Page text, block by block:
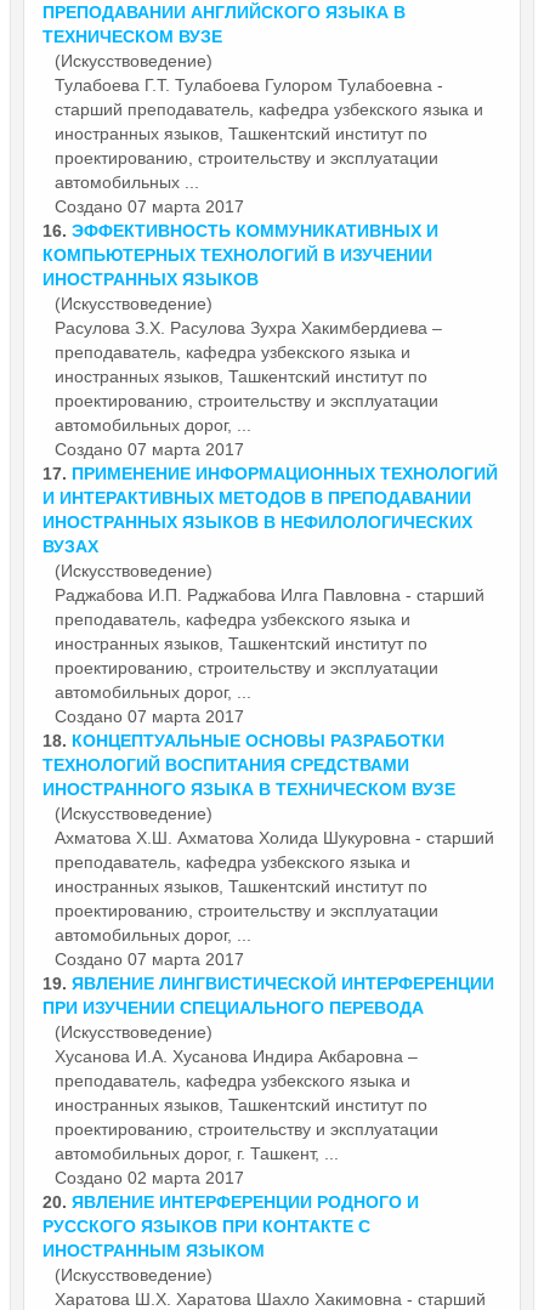
ПРЕПОДАВАНИИ АНГЛИЙСКОГО ЯЗЫКА В
ТЕХНИЧЕСКОМ ВУЗЕ
(Искусствоведение)
Тулабоева Г.Т. Тулабоева Гулором Тулабоевна -
старший преподаватель, кафедра узбекского языка и
иностранных языков, Ташкентский институт по
проектированию, строительству и эксплуатации
автомобильных ...
Создано 07 марта 2017
16. ЭФФЕКТИВНОСТЬ КОММУНИКАТИВНЫХ И
КОМПЬЮТЕРНЫХ ТЕХНОЛОГИЙ В ИЗУЧЕНИИ
ИНОСТРАННЫХ ЯЗЫКОВ
(Искусствоведение)
Расулова З.Х. Расулова Зухра Хакимбердиева –
преподаватель, кафедра узбекского языка и
иностранных языков, Ташкентский институт по
проектированию, строительству и эксплуатации
автомобильных дорог, ...
Создано 07 марта 2017
17. ПРИМЕНЕНИЕ ИНФОРМАЦИОННЫХ ТЕХНОЛОГИЙ
И ИНТЕРАКТИВНЫХ МЕТОДОВ В ПРЕПОДАВАНИИ
ИНОСТРАННЫХ ЯЗЫКОВ В НЕФИЛОЛОГИЧЕСКИХ
ВУЗАХ
(Искусствоведение)
Раджабова И.П. Раджабова Илга Павловна - старший
преподаватель, кафедра узбекского языка и
иностранных языков, Ташкентский институт по
проектированию, строительству и эксплуатации
автомобильных дорог, ...
Создано 07 марта 2017
18. КОНЦЕПТУАЛЬНЫЕ ОСНОВЫ РАЗРАБОТКИ
ТЕХНОЛОГИЙ ВОСПИТАНИЯ СРЕДСТВАМИ
ИНОСТРАННОГО ЯЗЫКА В ТЕХНИЧЕСКОМ ВУЗЕ
(Искусствоведение)
Ахматова Х.Ш. Ахматова Холида Шукуровна - старший
преподаватель, кафедра узбекского языка и
иностранных языков, Ташкентский институт по
проектированию, строительству и эксплуатации
автомобильных дорог, ...
Создано 07 марта 2017
19. ЯВЛЕНИЕ ЛИНГВИСТИЧЕСКОЙ ИНТЕРФЕРЕНЦИИ
ПРИ ИЗУЧЕНИИ СПЕЦИАЛЬНОГО ПЕРЕВОДА
(Искусствоведение)
Хусанова И.А. Хусанова Индира Акбаровна –
преподаватель, кафедра узбекского языка и
иностранных языков, Ташкентский институт по
проектированию, строительству и эксплуатации
автомобильных дорог, г. Ташкент, ...
Создано 02 марта 2017
20. ЯВЛЕНИЕ ИНТЕРФЕРЕНЦИИ РОДНОГО И
РУССКОГО ЯЗЫКОВ ПРИ КОНТАКТЕ С
ИНОСТРАННЫМ ЯЗЫКОМ
(Искусствоведение)
Харатова Ш.Х. Харатова Шахло Хакимовна - старший